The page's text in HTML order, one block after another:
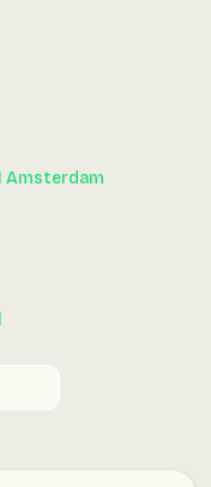
Amsterdam